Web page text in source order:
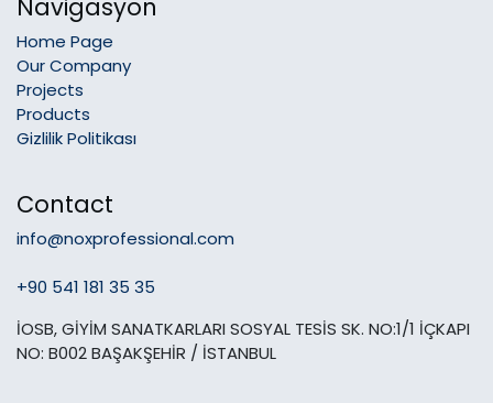
Navigasyon
Home Page
Our Company
Projects
Products
Gizlilik Politikası
Contact
info@noxprofessional.com
+90 541 181 35 35
İOSB, GİYİM SANATKARLARI SOSYAL TESİS SK. NO:1/1 İÇKAPI
NO: B002 BAŞAKŞEHİR / İSTANBUL